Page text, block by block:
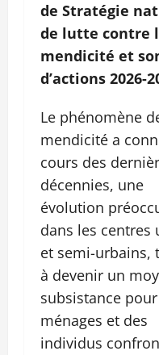
de Stratégie
de lutte contre
mendicité et
d’actions 2026-
Le phénomène
mendicité a
cours des
décennies, une
évolution
dans les centres
et semi-urbains,
à devenir un
subsistance
ménages et des
individus